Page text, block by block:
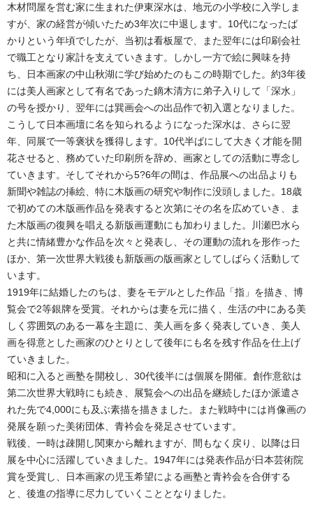
木材問屋を営む家に生まれた伊東深水は、地元の小学校に入学しま
すが、家の経営が傾いたため3年次に中退します。10代になったば
かりという年頃でしたが、当初は看板屋で、また翌年には印刷会社
で職工となり家計を支えていきます。しかし一方で絵に興味を持
ち、日本画家の中山秋湖に学び始めたのもこの時期でした。約3年後
には美人画家として有名であった鏑木清方に弟子入りして「深水」
の号を授かり、翌年には巽画会への出品作で初入選となりました。
こうして日本画壇に名を知られるようになった深水は、さらに翌
年、同展で一等褒状を獲得します。10代半ばにして大きく才能を開
花させると、務めていた印刷所を辞め、画家としての活動に専念し
ていきます。そしてそれから5?6年の間は、作品展への出品よりも
新聞や雑誌の挿絵、特に木版画の研究や制作に没頭しました。18歳
で初めての木版画作品を発表すると次第にその名を広めていき、ま
た木版画の復興を唱える新版画運動にも加わりました。川瀬巴水ら
と共に情緒豊かな作品を次々と発表し、その運動の流れを形作った
ほか、第一次世界大戦後も新版画の版画家としてしばらく活動して
います。
1919年に結婚したのちは、妻をモデルとした作品「指」を描き、博
覧会で2等銀牌を受賞。それからは妻を元に描く、生活の中にある美
しく雰囲気のある一幕を主題に、美人画を多く発表していき、美人
画を得意とした画家のひとりとして後年にも名を残す作品を仕上げ
ていきました。
昭和に入ると画塾を開校し、30代後半には個展を開催。創作意欲は
第二次世界大戦時にも続き、展覧会への出品を継続したほか派遣さ
れた先で4,000にも及ぶ素描を描きました。また戦時中には肖像画の
発展を願った美術団体、青衿会を発足させています。
戦後、一時は疎開し関東から離れますが、間もなく戻り、以降は日
展を中心に活躍していきました。1947年には発表作品が日本芸術院
賞を受賞し、日本画家の児玉希望による画塾と青衿会を合併する
と、後進の指導に尽力していくこととなりました。